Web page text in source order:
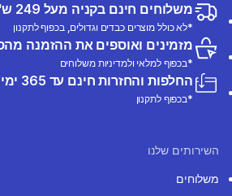
משלוחים חינם בקניה מעל 249 ש"ח
*לא כולל מוצרים כבדים וגדולים, בכפוף לתקנון
מזמינים ואוספים את ההזמנה
*בכפוף למלאי ולמדיניות משלוחים
החלפות והחזרות חינם עד 365 ימים ממועד הרכישה
*בכפוף לתקנון
השירותים שלנו
משלוחים